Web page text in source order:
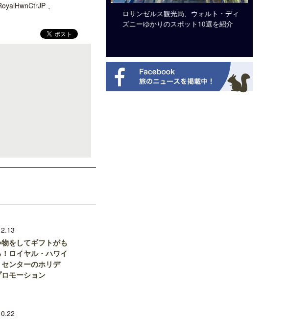
、
をしてギフトがも
ロイヤル・ハワイ
ンターのホリデ
モーション
ロサンゼルス観光局、ウォルト・ディ
ズニーゆかりのスポット10選を紹介